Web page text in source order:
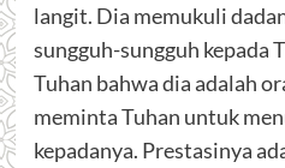
langit. Dia memukuli
sungguh-sungguh kepada
Tuhan bahwa dia adalah
meminta Tuhan untuk
kepadanya. Prestasinya